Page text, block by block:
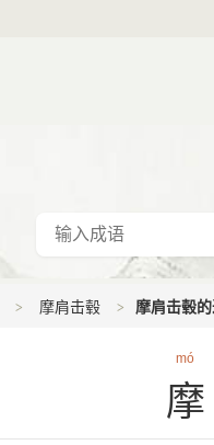
摩肩击毂 摩肩击毂
mó